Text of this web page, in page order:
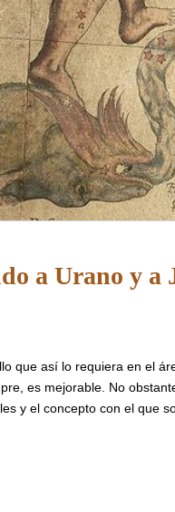
a Urano y a
que así lo requiera en el
es mejorable. No
y el concepto con el que